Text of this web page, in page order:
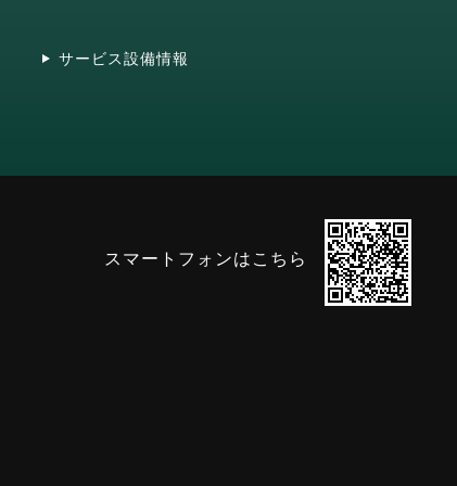
サービス設備情報
スマートフォンはこちら